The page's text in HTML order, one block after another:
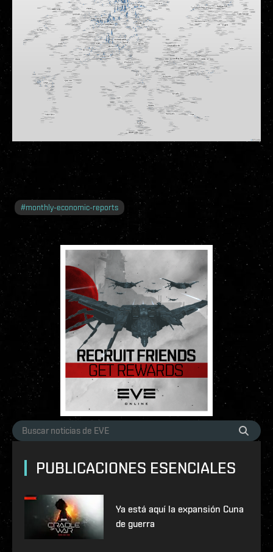
#monthly-economic-reports
PUBLICACIONES ESENCIALES
Ya está aquí la expansión Cuna
de guerra